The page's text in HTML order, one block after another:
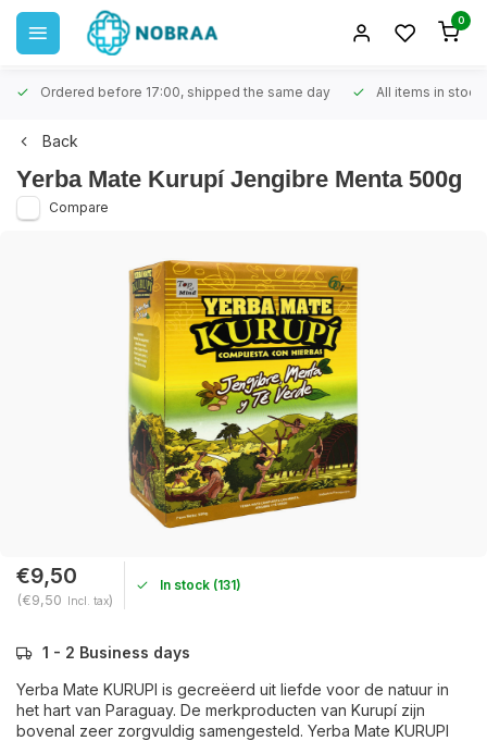
0
Ordered before 17:00, shipped the same day All items in stock
Back
Yerba Mate Kurupí Jengibre Menta 500g
Compare
€9,50
(€9,50 Incl. tax)
In stock (131)
1 - 2 Business days
Yerba Mate KURUPI is gecreëerd uit liefde voor de natuur in
het hart van Paraguay. De merkproducten van Kurupí zijn
bovenal zeer zorgvuldig samengesteld. Yerba Mate KURUPI